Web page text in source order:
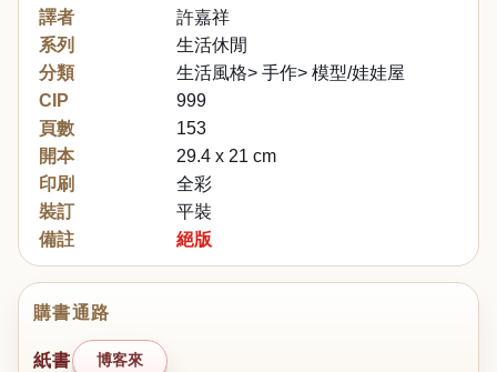
譯者
許嘉祥
系列
生活休閒
分類
生活風格> 手作> 模型/娃娃屋
CIP
999
頁數
153
開本
29.4 x 21 cm
印刷
全彩
裝訂
平裝
備註
絕版
購書通路
紙書 博客來